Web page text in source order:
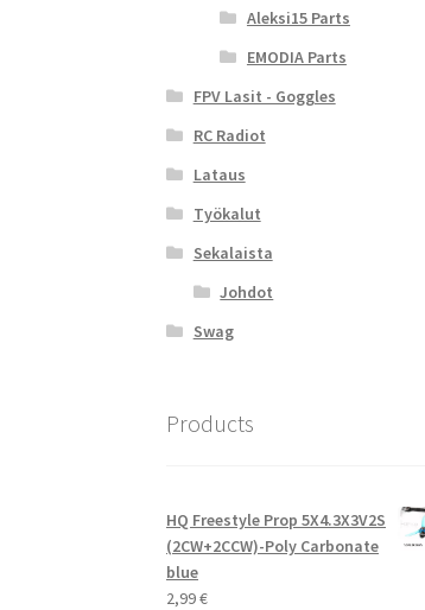
Aleksi15 Parts
EMODIA Parts
FPV Lasit - Goggles
RC Radiot
Lataus
Työkalut
Sekalaista
Johdot
Swag
Products
HQ Freestyle Prop 5X4.3X3V2S
(2CW+2CCW)-Poly Carbonate
blue
2,99€